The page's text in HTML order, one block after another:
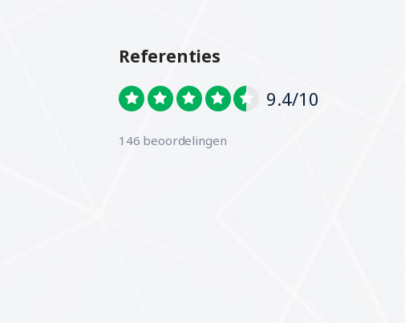
Referenties
9.4/10
146 beoordelingen